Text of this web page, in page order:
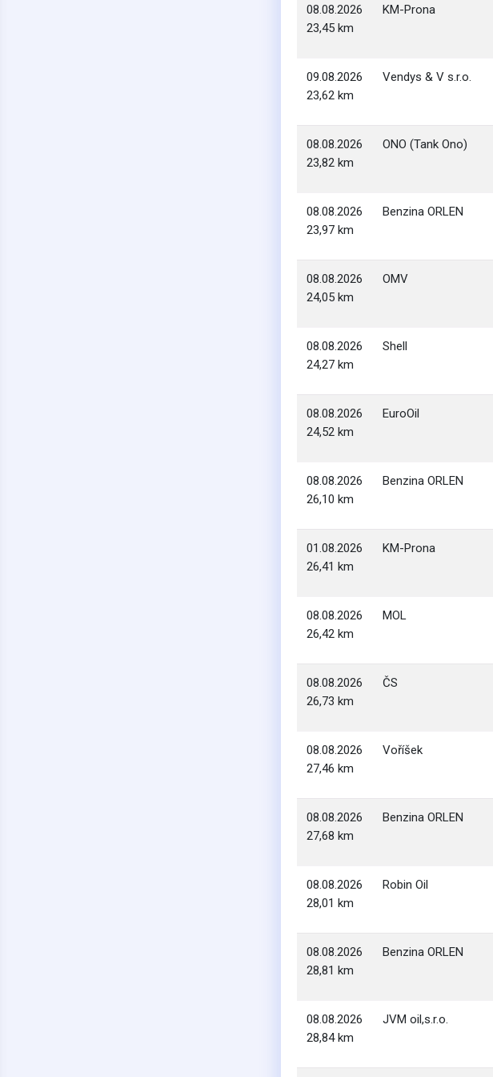
08.08.2026
23,45 km
KM-Prona
09.08.2026
23,62 km
Vendys & V s.r.o.
08.08.2026
23,82 km
ONO (Tank Ono)
08.08.2026
23,97 km
Benzina ORLEN
08.08.2026
24,05 km
OMV
08.08.2026
24,27 km
Shell
08.08.2026
24,52 km
EuroOil
08.08.2026
26,10 km
Benzina ORLEN
01.08.2026
26,41 km
KM-Prona
08.08.2026
26,42 km
MOL
08.08.2026
26,73 km
ČS
08.08.2026
27,46 km
Voříšek
08.08.2026
27,68 km
Benzina ORLEN
08.08.2026
28,01 km
Robin Oil
08.08.2026
28,81 km
Benzina ORLEN
08.08.2026
28,84 km
JVM oil,s.r.o.